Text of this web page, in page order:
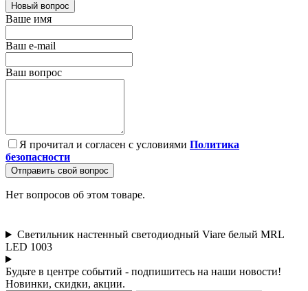
Новый вопрос
Ваше имя
Ваш e-mail
Ваш вопрос
Я прочитал и согласен с условиями Политика
безопасности
Отправить свой вопрос
Нет вопросов об этом товаре.
Светильник настенный светодиодный Viare белый MRL
LED 1003
Будьте в центре событий - подпишитесь на наши новости!
Новинки, скидки, акции.